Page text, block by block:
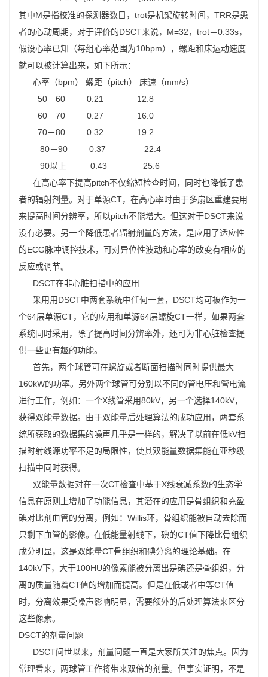
其中M是指校准的探测器数目，trot是机架旋转时间，TRR是患
者的心动周期，对于评价的DSCT来说，M=32，trot＝0.33s，
假设心率已知（每组心率范围为10bpm），螺距和床运动速度
就可以被计算出来，如下所示：
心率（bpm） 螺距（pitch） 床速（mm/s）
50－60 0.21 12.8
60－70 0.27 16.0
70－80 0.32 19.2
80－90 0.37 22.4
90以上 0.43 25.6
在高心率下提高pitch不仅缩短检查时间，同时也降低了患
者的辐射剂量。对于单源CT，在高心率时由于多扇区重建要用
来提高时间分辨率，所以pitch不能增大。但这对于DSCT来说
没有必要。另一个降低患者辐射剂量的方法，是应用了适应性
的ECG脉冲调控技术，可对异位性波动和心率的改变有相应的
反应或调节。
DSCT在非心脏扫描中的应用
采用用DSCT中两套系统中任何一套，DSCT均可被作为一
个64层单源CT，它的应用和单源64层螺旋CT一样，如果两套
系统同时采用，除了提高时间分辨率外，还可为非心脏检查提
供一些更有趣的功能。
首先，两个球管可在螺旋或者断面扫描时同时提供最大
160kW的功率。另外两个球管可分别以不同的管电压和管电流
进行工作，例如：一个X线管采用80kV，另一个选择140kV，
获得双能量数据。由于双能量后处理算法的成功应用，两套系
统所获取的数据集的噪声几乎是一样的，解决了以前在低kV扫
描时射线源功率不足的局限性，使其双能量数据集能在亚秒级
扫描中同时获得。
双能量数据对在一次CT检查中基于X线衰减系数的生态学
信息在原则上增加了功能信息，其潜在的应用是骨组织和充盈
碘对比剂血管的分离，例如：Willis环，骨组织能被自动去除而
只剩下血管的影像。在低能量射线下，碘的CT值下降比骨组织
成分明显，这是双能量CT骨组织和碘分离的理论基础。在
140kV下，大于100HU的像素能被分离出是碘还是骨组织，分
离的质量随着CT值的增加而提高。但是在低或者中等CT值
时，分离效果受噪声影响明显，需要额外的后处理算法来区分
这些像素。
DSCT的剂量问题
DSCT问世以来，剂量问题一直是大家所关注的焦点。因为
常理看来，两球管工作将带来双倍的剂量。但事实证明，不是